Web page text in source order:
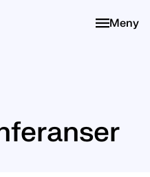
Meny
Meny